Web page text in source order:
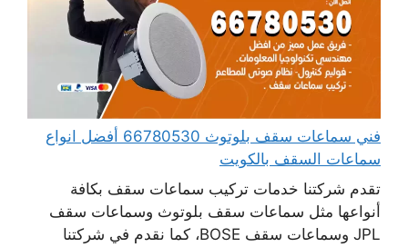
فني سماعات سقف بلوتوث 66780530 أفضل انواع
سماعات السقف بالكويت
تقدم شركتنا خدمات تركيب سماعات سقف بكافة
أنواعها مثل سماعات سقف بلوتوث وسماعات سقف
JPL وسماعات سقف BOSE، كما نقدم في شركتنا